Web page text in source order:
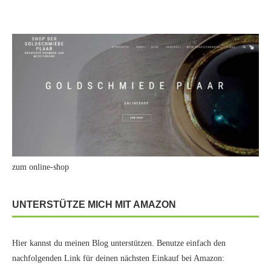
zum online-shop
UNTERSTÜTZE MICH MIT AMAZON
Hier kannst du meinen Blog unterstützen. Benutze einfach den
nachfolgenden Link für deinen nächsten Einkauf bei Amazon: